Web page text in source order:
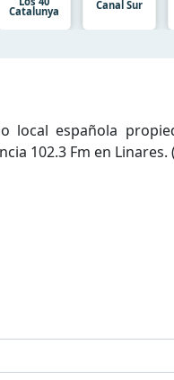
Catalunya Canal Sur
local española
102.3 Fm en Linares.